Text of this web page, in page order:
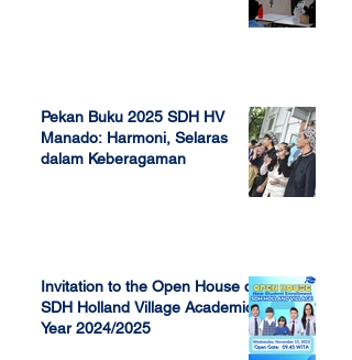
Pekan Buku 2025 SDH HV
Manado: Harmoni, Selaras
dalam Keberagaman
Invitation to the Open House of
SDH Holland Village Academic
Year 2024/2025